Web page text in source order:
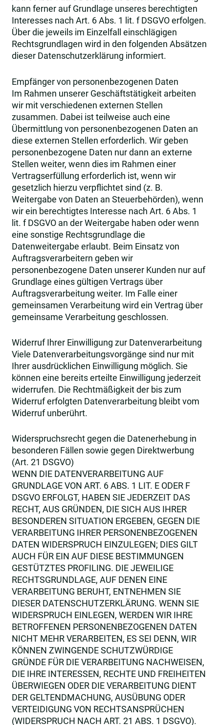
kann ferner auf Grundlage unseres berechtigten
Interesses nach Art. 6 Abs. 1 lit. f DSGVO erfolgen.
Über die jeweils im Einzelfall einschlägigen
Rechtsgrundlagen wird in den folgenden Absätzen
dieser Datenschutzerklärung informiert.
Empfänger von personenbezogenen Daten
Im Rahmen unserer Geschäftstätigkeit arbeiten
wir mit verschiedenen externen Stellen
zusammen. Dabei ist teilweise auch eine
Übermittlung von personenbezogenen Daten an
diese externen Stellen erforderlich. Wir geben
personenbezogene Daten nur dann an externe
Stellen weiter, wenn dies im Rahmen einer
Vertragserfüllung erforderlich ist, wenn wir
gesetzlich hierzu verpflichtet sind (z. B.
Weitergabe von Daten an Steuerbehörden), wenn
wir ein berechtigtes Interesse nach Art. 6 Abs. 1
lit. f DSGVO an der Weitergabe haben oder wenn
eine sonstige Rechtsgrundlage die
Datenweitergabe erlaubt. Beim Einsatz von
Auftragsverarbeitern geben wir
personenbezogene Daten unserer Kunden nur auf
Grundlage eines gültigen Vertrags über
Auftragsverarbeitung weiter. Im Falle einer
gemeinsamen Verarbeitung wird ein Vertrag über
gemeinsame Verarbeitung geschlossen.
Widerruf Ihrer Einwilligung zur Datenverarbeitung
Viele Datenverarbeitungsvorgänge sind nur mit
Ihrer ausdrücklichen Einwilligung möglich. Sie
können eine bereits erteilte Einwilligung jederzeit
widerrufen. Die Rechtmäßigkeit der bis zum
Widerruf erfolgten Datenverarbeitung bleibt vom
Widerruf unberührt.
Widerspruchsrecht gegen die Datenerhebung in
besonderen Fällen sowie gegen Direktwerbung
(Art. 21 DSGVO)
WENN DIE DATENVERARBEITUNG AUF
GRUNDLAGE VON ART. 6 ABS. 1 LIT. E ODER F
DSGVO ERFOLGT, HABEN SIE JEDERZEIT DAS
RECHT, AUS GRÜNDEN, DIE SICH AUS IHRER
BESONDEREN SITUATION ERGEBEN, GEGEN DIE
VERARBEITUNG IHRER PERSONENBEZOGENEN
DATEN WIDERSPRUCH EINZULEGEN; DIES GILT
AUCH FÜR EIN AUF DIESE BESTIMMUNGEN
GESTÜTZTES PROFILING. DIE JEWEILIGE
RECHTSGRUNDLAGE, AUF DENEN EINE
VERARBEITUNG BERUHT, ENTNEHMEN SIE
DIESER DATENSCHUTZERKLÄRUNG. WENN SIE
WIDERSPRUCH EINLEGEN, WERDEN WIR IHRE
BETROFFENEN PERSONENBEZOGENEN DATEN
NICHT MEHR VERARBEITEN, ES SEI DENN, WIR
KÖNNEN ZWINGENDE SCHUTZWÜRDIGE
GRÜNDE FÜR DIE VERARBEITUNG NACHWEISEN,
DIE IHRE INTERESSEN, RECHTE UND FREIHEITEN
ÜBERWIEGEN ODER DIE VERARBEITUNG DIENT
DER GELTENDMACHUNG, AUSÜBUNG ODER
VERTEIDIGUNG VON RECHTSANSPRÜCHEN
(WIDERSPRUCH NACH ART. 21 ABS. 1 DSGVO).